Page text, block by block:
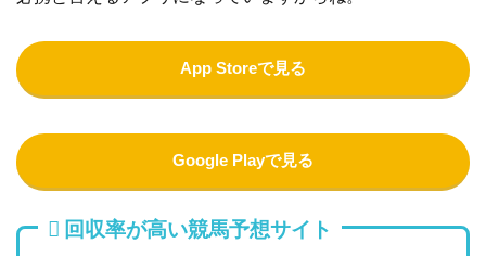
App Storeで見る
Google Playで見る
回収率が高い競馬予想サイト